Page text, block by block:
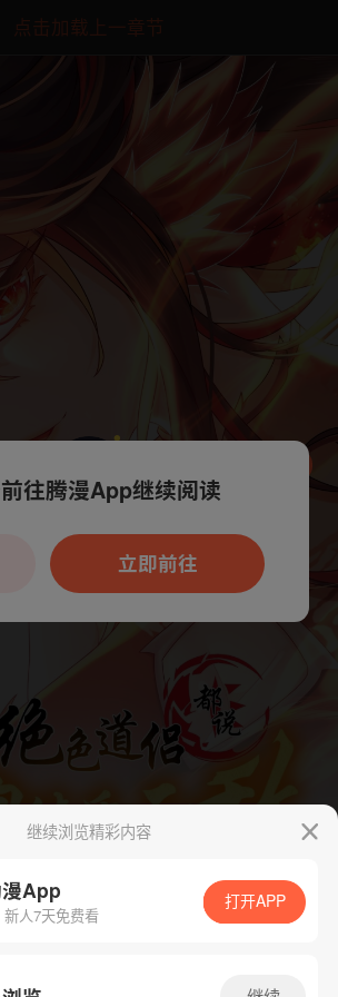
点击加载上一章节
App免费看
继续浏览精彩内容
App
新人7天免费看
打开APP
支持App阅读，可打开App新用
户7天免费看
往腾漫App继续阅读
立即前往